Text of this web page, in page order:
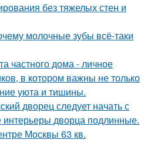
без тяжелых стен и
молочные зубы всё-таки
частного дома - личное
в котором важны не только
уюта и тишины.
дворец следует начать с
интерьеры дворца подлинные.
Москвы 63 кв.